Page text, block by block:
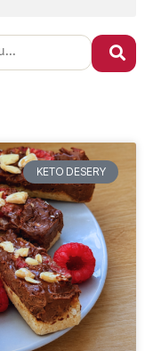
KETO DESERY